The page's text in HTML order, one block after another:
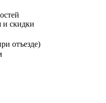
и скидки
отъезде)